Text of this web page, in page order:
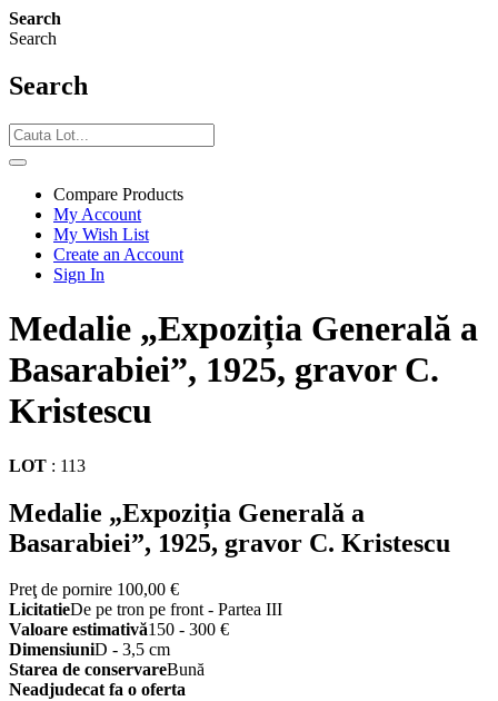
Search
Search
Search
Compare Products
My Account
My Wish List
Create an Account
Sign In
Medalie „Expoziția Generală a
Basarabiei”, 1925, gravor C.
Kristescu
LOT : 113
Medalie „Expoziția Generală a
Basarabiei”, 1925, gravor C. Kristescu
Preţ de pornire 100,00 €
LicitatieDe pe tron pe front - Partea III
Valoare estimativă150 - 300 €
DimensiuniD - 3,5 cm
Starea de conservareBună
Neadjudecat fa o oferta